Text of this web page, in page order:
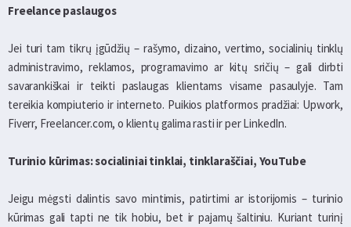
Freelance paslaugos
Jei turi tam tikrų įgūdžių – rašymo, dizaino, vertimo, socialinių tinklų
administravimo, reklamos, programavimo ar kitų sričių – gali dirbti
savarankiškai ir teikti paslaugas klientams visame pasaulyje. Tam
tereikia kompiuterio ir interneto. Puikios platformos pradžiai: Upwork,
Fiverr, Freelancer.com, o klientų galima rasti ir per LinkedIn.
Turinio kūrimas: socialiniai tinklai, tinklaraščiai, YouTube
Jeigu mėgsti dalintis savo mintimis, patirtimi ar istorijomis – turinio
kūrimas gali tapti ne tik hobiu, bet ir pajamų šaltiniu. Kuriant turinį